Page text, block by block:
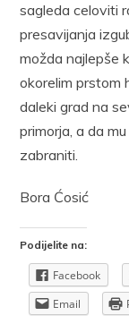
sagleda celoviti
presavijanja
možda najlepše
okorelim prstom
daleki grad na
primorja, a da
zabraniti.
Bora Ćosić
Podijelite na:
Facebook
Email